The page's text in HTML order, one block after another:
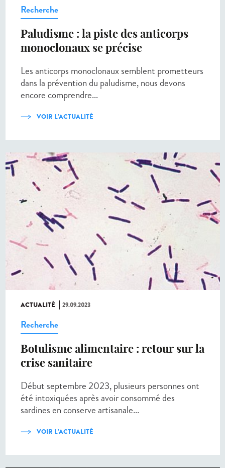
Recherche
Paludisme : la piste des anticorps
monoclonaux se précise
Les anticorps monoclonaux semblent prometteurs
dans la prévention du paludisme, nous devons
encore comprendre...
VOIR L'ACTUALITÉ
ACTUALITÉ 29.09.2023
Recherche
Botulisme alimentaire : retour sur la
crise sanitaire
Début septembre 2023, plusieurs personnes ont
été intoxiquées après avoir consommé des
sardines en conserve artisanale...
VOIR L'ACTUALITÉ